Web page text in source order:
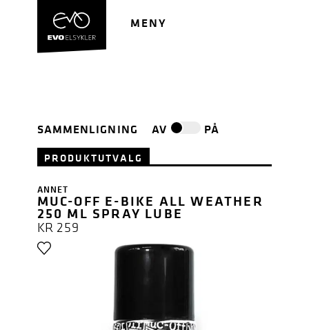
navigasjon
MENY
PRODUKTUTVALG
SAMMENLIGNING AV PÅ
ANNET
MUC-OFF E-BIKE ALL WEATHER
250 ML SPRAY LUBE
KR259